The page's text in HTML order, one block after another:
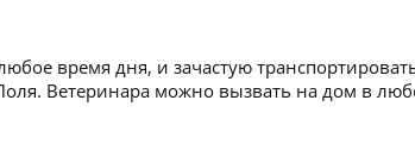
время дня, и зачастую
Ветеринара можно вызвать на дом в